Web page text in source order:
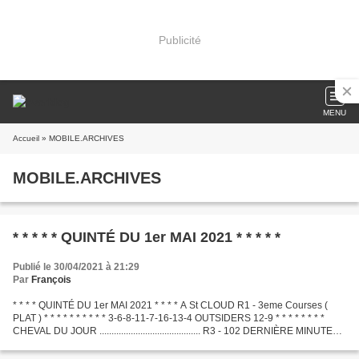
Publicité
MENU
Accueil » MOBILE.ARCHIVES
MOBILE.ARCHIVES
* * * * * QUINTÉ DU 1er MAI 2021 * * * * *
Publié le 30/04/2021 à 21:29
Par François
* * * * QUINTÉ DU 1er MAI 2021 * * * * A St CLOUD R1 - 3eme Courses (
PLAT ) * * * * * * * * * * 3-6-8-11-7-16-13-4 OUTSIDERS 12-9 * * * * * * * *
CHEVAL DU JOUR .......................................... R3 - 102 DERNIÈRE MINUTE